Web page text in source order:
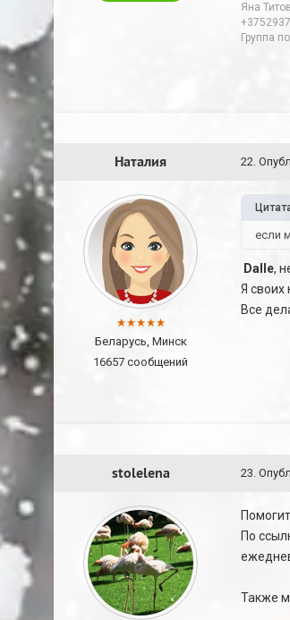
Яна
Группа
Наталия 22.
Беларусь, Минск
16657 сообщений
если
Dalle,
Я
Все
stolelena 23.
По
Также